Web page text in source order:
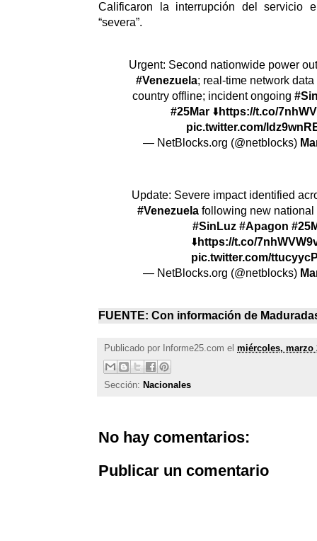
Calificaron la interrupción del servicio
“severa”.
Urgent: Second nationwide power
#Venezuela; real-time network
country offline; incident ongoing
#25Mar ⬇️https://t.co/
pic.twitter.com/
— NetBlocks.org (@netblocks)
Update: Severe impact identified
#Venezuela following new
#SinLuz #Apagon
⬇️https://t.co/
pic.twitter.com/
— NetBlocks.org (@netblocks)
FUENTE: Con información de
Publicado por Informe25.com el miércoles, marzo
Sección: Nacionales
No hay comentarios:
Publicar un comentario